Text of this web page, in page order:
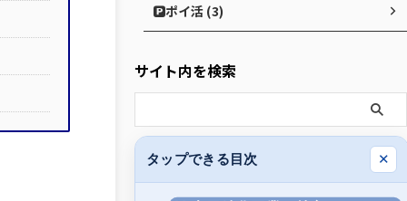
🅿️ポイ活 (3)
サイト内を検索
タップできる目次 ✕